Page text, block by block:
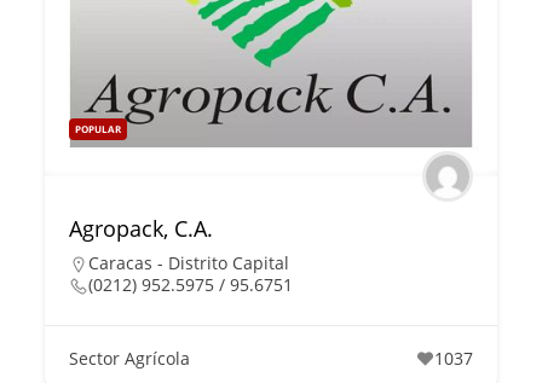
POPULAR
Agropack, C.A.
Caracas - Distrito Capital
(0212) 952.5975 / 95.6751
Sector Agrícola 1037